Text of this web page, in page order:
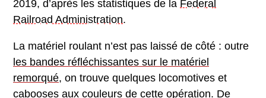
2019, d’après les statistiques de la Federal
Railroad Administration.
La matériel roulant n’est pas laissé de côté : outre
les bandes réfléchissantes sur le matériel
remorqué, on trouve quelques locomotives et
cabooses aux couleurs de cette opération. De